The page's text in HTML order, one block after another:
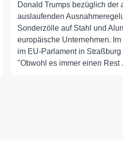
Donald Trumps bezüglich der
auslaufenden
Sonderzölle auf Stahl und
europäische Unternehmen.
im EU-Parlament in Straßburg
"Obwohl es immer einen Rest